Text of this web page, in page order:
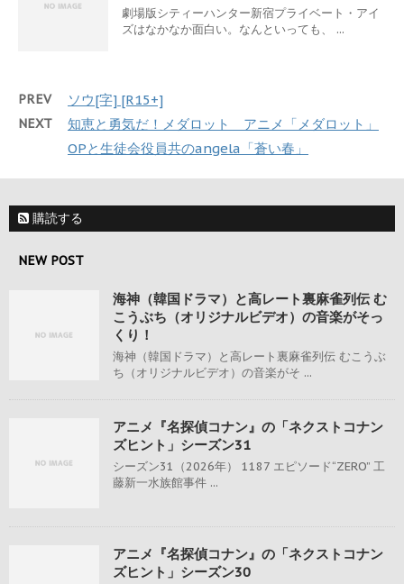
劇場版シティーハンター新宿プライベート・アイ
ズはなかなか面白い。なんといっても、 ...
PREV ソウ[字] [R15+]
NEXT
知恵と勇気だ！メダロット アニメ「メダロット」
OPと生徒会役員共のangela「蒼い春」
購読する
NEW POST
海神（韓国ドラマ）と高レート裏麻雀列伝 む
こうぶち（オリジナルビデオ）の音楽がそっ
くり！
海神（韓国ドラマ）と高レート裏麻雀列伝 むこうぶ
ち（オリジナルビデオ）の音楽がそ ...
アニメ『名探偵コナン』の「ネクストコナン
ズヒント」シーズン31
シーズン31（2026年） 1187 エピソード“ZERO” 工
藤新一水族館事件 ...
アニメ『名探偵コナン』の「ネクストコナン
ズヒント」シーズン30